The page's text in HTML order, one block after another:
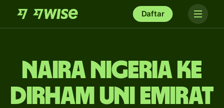
Daftar
naira Nigeria ke
dirham Uni Emirat